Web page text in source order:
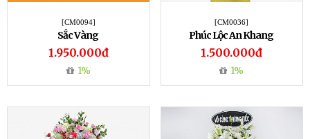
[CM0094]
Sắc Vàng
1.950.000đ
1%
[CM0036]
Phúc Lộc An Khang
1.500.000đ
1%